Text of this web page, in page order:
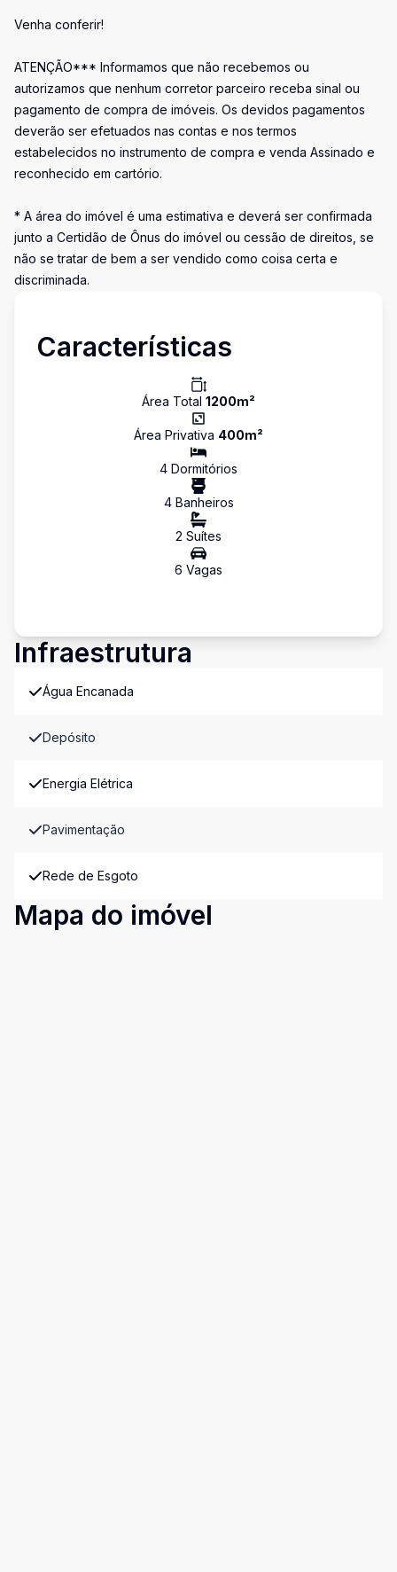
Venha conferir!
ATENÇÃO*** Informamos que não recebemos ou
autorizamos que nenhum corretor parceiro receba sinal ou
pagamento de compra de imóveis. Os devidos pagamentos
deverão ser efetuados nas contas e nos termos
estabelecidos no instrumento de compra e venda Assinado e
reconhecido em cartório.
* A área do imóvel é uma estimativa e deverá ser confirmada
junto a Certidão de Ônus do imóvel ou cessão de direitos, se
não se tratar de bem a ser vendido como coisa certa e
discriminada.
Características
Área Total 1200m²
Área Privativa 400m²
4 Dormitórios
4Banheiros
2 Suítes
6 Vagas
Infraestrutura
Água Encanada
Depósito
Energia Elétrica
Pavimentação
Rede de Esgoto
Mapa do imóvel